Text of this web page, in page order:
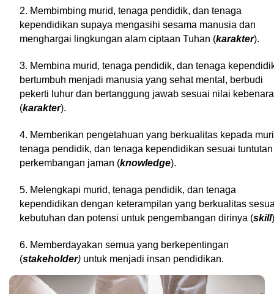
2. Membimbing murid, tenaga pendidik, dan tenaga
kependidikan supaya mengasihi sesama manusia dan
menghargai lingkungan alam ciptaan Tuhan (karakter).
3. Membina murid, tenaga pendidik, dan tenaga
bertumbuh menjadi manusia yang sehat mental, berbudi
pekerti luhur dan bertanggung jawab sesuai nilai
(karakter).
4. Memberikan pengetahuan yang berkualitas kepada
tenaga pendidik, dan tenaga kependidikan sesuai tuntutan
perkembangan jaman (knowledge).
5. Melengkapi murid, tenaga pendidik, dan tenaga
kependidikan dengan keterampilan yang berkualitas
kebutuhan dan potensi untuk pengembangan dirinya (skill
6. Memberdayakan semua yang berkepentingan
(stakeholder) untuk menjadi insan pendidikan.